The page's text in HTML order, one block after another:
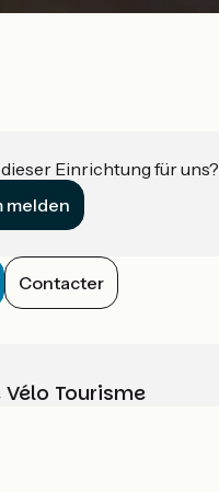
Einrichtung für uns?
melden
Contacter
Tourisme